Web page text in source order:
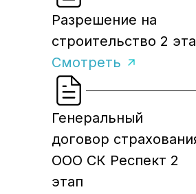
Разрешение на
строительство 2
Смотреть
Генеральный
договор
ООО СК Респект 2
этап